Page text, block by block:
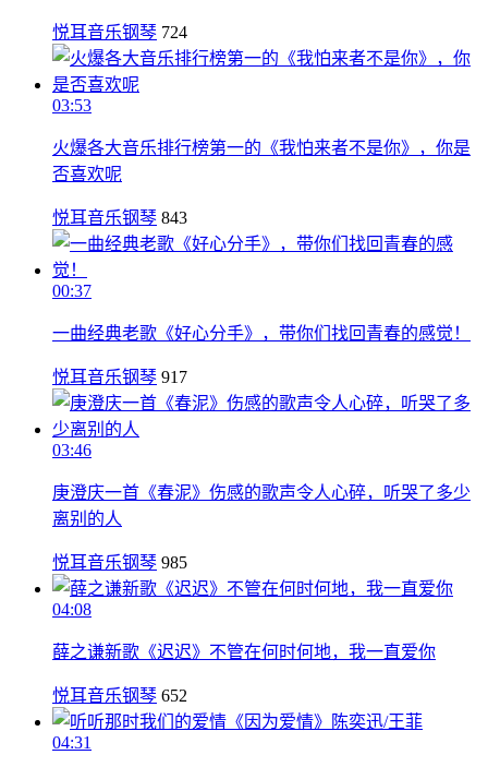
悦耳音乐钢琴 724
03:53
火爆各大音乐排行榜第一的《我怕来者不是你》，你是
否喜欢呢
悦耳音乐钢琴 843
00:37
一曲经典老歌《好心分手》，带你们找回青春的感觉！
悦耳音乐钢琴 917
03:46
庚澄庆一首《春泥》伤感的歌声令人心碎，听哭了多少
离别的人
悦耳音乐钢琴 985
04:08
薛之谦新歌《迟迟》不管在何时何地，我一直爱你
悦耳音乐钢琴 652
04:31